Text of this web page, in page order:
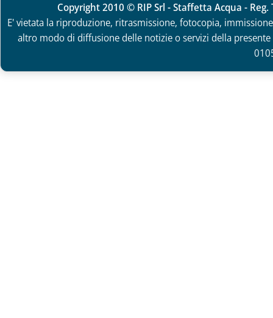
Copyright 2010 © RIP Srl - Staffetta Acqua -
E' vietata la riproduzione, ritrasmissione, fotocopia,
altro modo di diffusione delle notizie o servizi della